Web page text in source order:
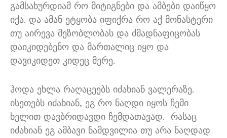
გამსახურდიამ რო მიტიგნები და ამბები დაიწყო
იქა. და ამან ეტყობა იფიქრა რო აქ მონასტერი
თუ აირევა მეზობლობას და ძმადნაფიცობას
დაიკიდებენო და მართალიც იყო და
დავიკიდეთ კიდეც მერე.
ჰოდა ეხლა რაღაცეებს იძახიან ვალერაზე.
ისეთებს იძახიან, ეგ რო ნაღდი იყოს ჩემი
ხელით დავბრიდავდი ჩემდათავად.
რასაც
იძახიან ეგ ამბავი ნამდვილია თუ არა ნაღდად